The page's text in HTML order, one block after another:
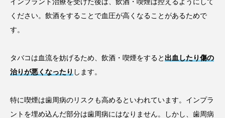
インプラント治療を受けた後は、飲酒・喫煙は控えるようにして
ください。飲酒をすることで血圧が高くなることがあるためで
す。
タバコは血流を妨げるため、飲酒・喫煙をすると 出血したり傷の
治りが悪くなったり します。
特に喫煙は歯周病のリスクも高めるといわれています。インプラ
ントを埋め込んだ部分は歯周病にはなりません。しかし、歯周病